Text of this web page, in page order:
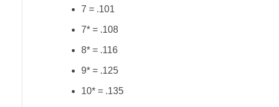
7 = .101
7* = .108
8* = .116
9* = .125
10* = .135